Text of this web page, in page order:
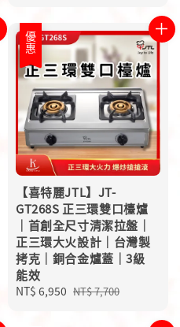
優惠
【喜特麗JTL】JT-
GT268S 正三環雙口檯爐
｜首創全尺寸清潔拉盤｜
正三環大火設計｜台灣製
拷克｜銅合金爐蓋｜3級
能效
Sale
NT$ 6,950 Regular
NT$ 7,700